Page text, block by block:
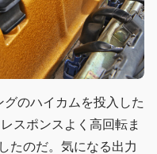
のハイカムを投入した
スポンスよく高回転ま
たのだ。気になる出力